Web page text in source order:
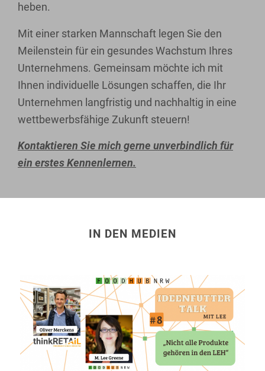
heben.
Mit einer starken Mannschaft legen Sie den
Meilenstein für ein gesundes Wachstum Ihres
Unternehmens. Gemeinsam möchte ich mit
Ihnen individuelle Lösungen schaffen, die Ihr
Unternehmen langfristig und nachhaltig in eine
wettbewerbsfähige Zukunft steuern!
Kontaktieren Sie mich gerne unverbindlich für
ein erstes Kennenlernen.
IN DEN MEDIEN
„Eine geht noch“ Die
Geschichte eines
unwahrscheinlichen Erfolges,
Capital Ausgabe 06/2022,
S.66-70
„Die Regale des LEH sind
nicht aus Gummi“
IdeenfutterTalk, FoodHub
NRW Mai 2022